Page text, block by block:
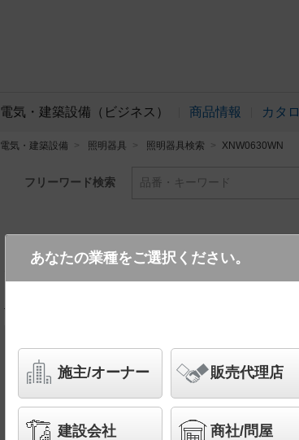
電気・建築設備（ビジネス） 商品情報 カタ
電気・建築設備 照明器具 照明器具検索 XNW0630WN
フリーワード検索 品番・キーワード
XNW0630WN LE9
あなたの業種をご選択ください。
施主/オーナー 販売代理店
建設会社 商社/問屋